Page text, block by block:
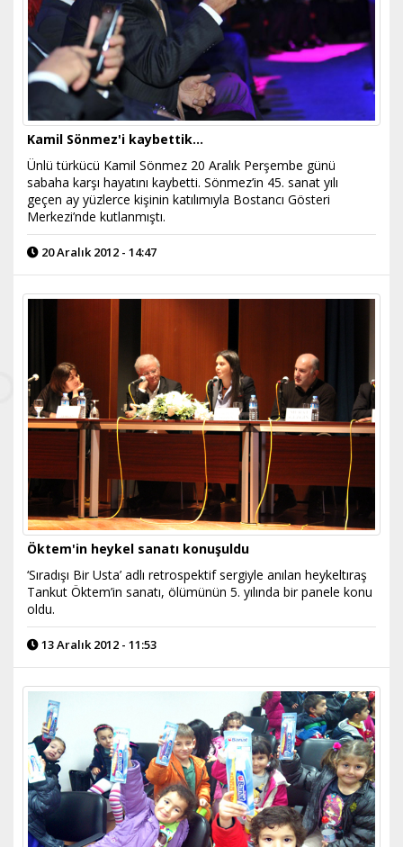
Kamil Sönmez'i kaybettik…
Ünlü türkücü Kamil Sönmez 20 Aralık Perşembe günü
sabaha karşı hayatını kaybetti. Sönmez’in 45. sanat yılı
geçen ay yüzlerce kişinin katılımıyla Bostancı Gösteri
Merkezi’nde kutlanmıştı.
20 Aralık 2012 - 14:47
Öktem'in heykel sanatı konuşuldu
‘Sıradışı Bir Usta’ adlı retrospektif sergiyle anılan heykeltıraş
Tankut Öktem’in sanatı, ölümünün 5. yılında bir panele konu
oldu.
13 Aralık 2012 - 11:53